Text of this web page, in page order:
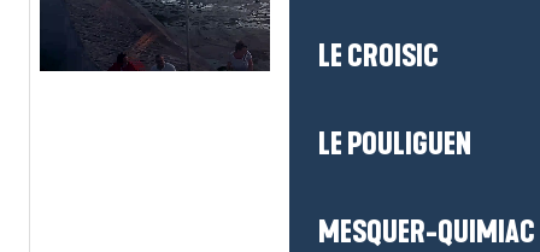
LE CROISIC
LE POULIGUEN
MESQUER-QUIMIAC